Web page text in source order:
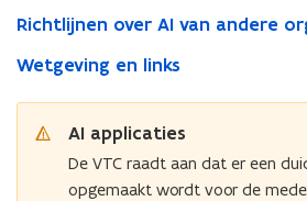
Richtlijnen over AI van andere
Wetgeving en links
AI applicaties
De VTC raadt aan dat er een
opgemaakt wordt voor de